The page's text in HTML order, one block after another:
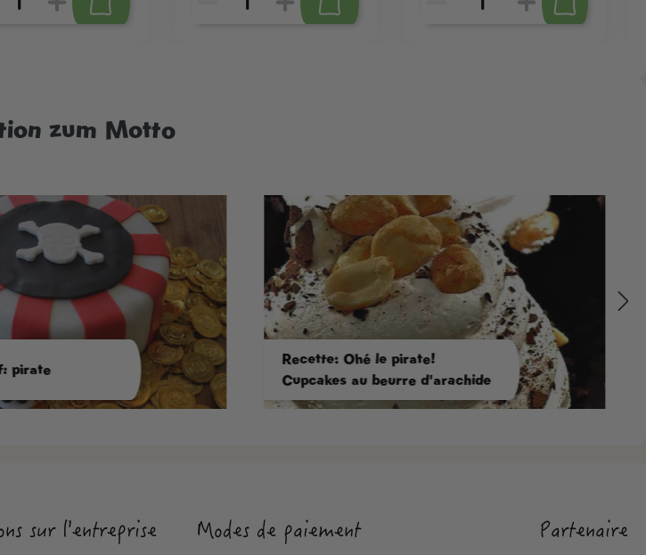
zum Motto
pirate
Recette: Ohé le pirate!
Cupcakes au beurre d'arachide
sur l'entreprise Modes de paiement Partenaire